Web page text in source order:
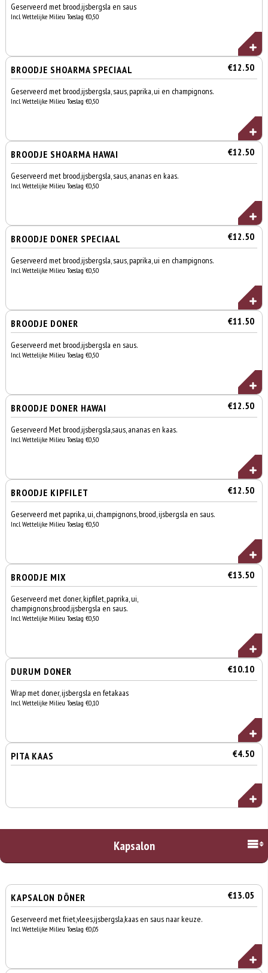
Geserveerd met brood,ijsbergsla en saus
Incl. Wettelijke Milieu Toeslag €0,50
BROODJE SHOARMA SPECIAAL €12.50
Geserveerd met brood,ijsbergsla, saus, paprika, ui en champignons.
Incl. Wettelijke Milieu Toeslag €0,50
BROODJE SHOARMA HAWAI €12.50
Geserveerd met brood,ijsbergsla, saus, ananas en kaas.
Incl. Wettelijke Milieu Toeslag €0,50
BROODJE DONER SPECIAAL €12.50
Geserveerd met brood,ijsbergsla, saus, paprika, ui en champignons.
Incl. Wettelijke Milieu Toeslag €0,50
BROODJE DONER €11.50
Geserveerd met brood,ijsbergsla en saus.
Incl. Wettelijke Milieu Toeslag €0,50
BROODJE DONER HAWAI €12.50
Geserveerd Met brood,ijsbergsla,saus, ananas en kaas.
Incl. Wettelijke Milieu Toeslag €0,50
BROODJE KIPFILET €12.50
Geserveerd met paprika, ui, champignons, brood, ijsbergsla en saus.
Incl. Wettelijke Milieu Toeslag €0,50
BROODJE MIX €13.50
Geserveerd met doner, kipfilet, paprika, ui,
champignons,brood,ijsbergsla en saus.
Incl. Wettelijke Milieu Toeslag €0,50
DURUM DONER €10.10
Wrap met doner, ijsbergsla en fetakaas
Incl. Wettelijke Milieu Toeslag €0,10
PITA KAAS €4.50
Kapsalon
KAPSALON DÖNER €13.05
Geserveerd met friet,vlees,ijsbergsla,kaas en saus naar keuze.
Incl. Wettelijke Milieu Toeslag €0,05